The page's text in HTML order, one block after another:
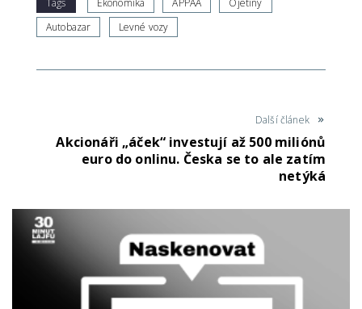
Tags Ekonomika APPAA
Ojetiny
Autobazar
Levné vozy
Další článek
Akcionáři „áček“ investují až 500 miliónů
euro do onlinu. Česka se to ale zatím
netýká